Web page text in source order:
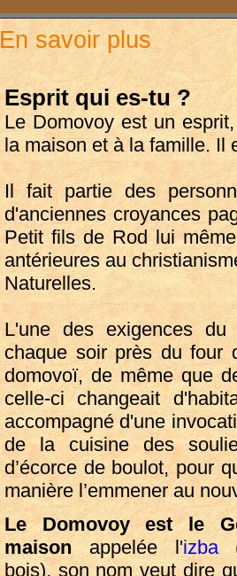
En savoir plus
Esprit qui es-tu ?
Le Domovoy est un
la maison et à la famille. Il
Il fait partie des
d'anciennes croyances
Petit fils de Rod lui
antérieures au
Naturelles.
L'une des exigences
chaque soir près du four
domovoï, de même que
celle-ci changeait
accompagné d'une
de la cuisine des
d’écorce de boulot, pour
manière l’emmener au
Le Domovoy est le
maison appelée l'izba
bois), son nom veut dire